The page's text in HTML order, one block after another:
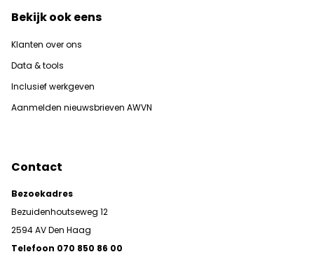
Bekijk ook eens
Klanten over ons
Data & tools
Inclusief werkgeven
Aanmelden nieuwsbrieven AWVN
Contact
Bezoekadres
Bezuidenhoutseweg 12
2594 AV Den Haag
Telefoon 070 850 86 00